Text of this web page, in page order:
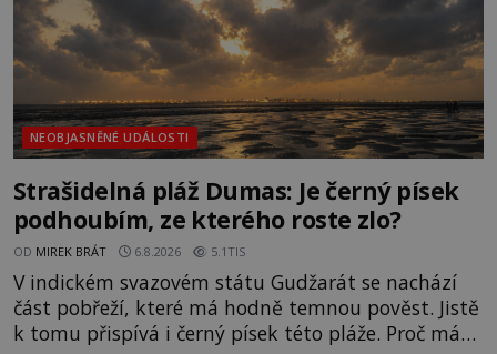
NEOBJASNĚNÉ UDÁLOSTI
Strašidelná pláž Dumas: Je černý písek
podhoubím, ze kterého roste zlo?
OD MIREK BRÁT 6.8.2026 5.1TIS
V indickém svazovém státu Gudžarát se nachází
část pobřeží, které má hodně temnou pověst. Jistě
k tomu přispívá i černý písek této pláže. Proč má